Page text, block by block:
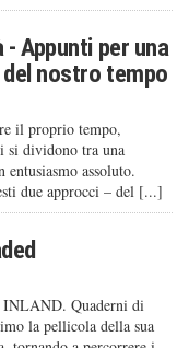
Appunti per una
nostro tempo
il proprio tempo,
si dividono tra una
entusiasmo assoluto.
due approcci – del [...]
INLAND. Quaderni di
la pellicola della sua